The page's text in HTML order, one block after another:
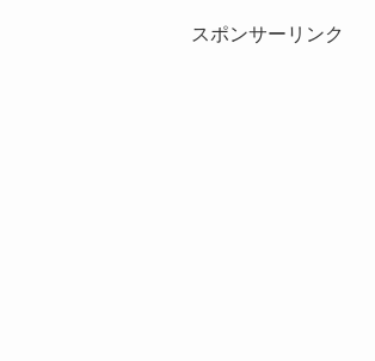
スポンサーリンク